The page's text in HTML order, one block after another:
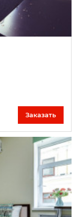
Заказать